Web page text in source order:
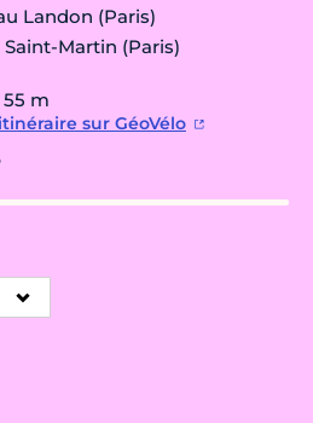
Landon (Paris)
Saint-Martin (Paris)
m
sur GéoVélo